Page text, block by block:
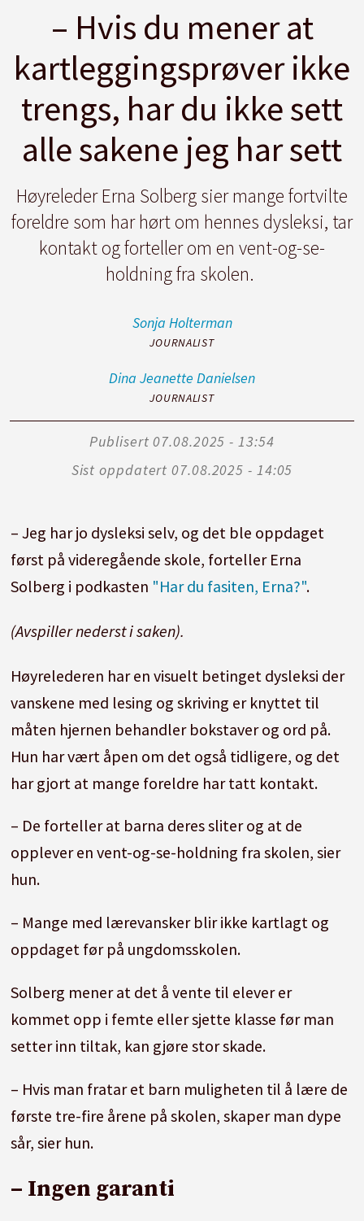
– Hvis du mener at
kartleggingsprøver ikke
trengs, har du ikke sett
alle sakene jeg har sett
Høyreleder Erna Solberg sier mange fortvilte
foreldre som har hørt om hennes dysleksi, tar
kontakt og forteller om en vent-og-se-
holdning fra skolen.
Sonja Holterman
JOURNALIST
Dina Jeanette Danielsen
JOURNALIST
Publisert
07.08.2025 - 13:54
Sist oppdatert
07.08.2025 - 14:05
– Jeg har jo dysleksi selv, og det ble oppdaget
først på videregående skole, forteller Erna
Solberg i podkasten "Har du fasiten, Erna?".
(Avspiller nederst i saken).
Høyrelederen har en visuelt betinget dysleksi der
vanskene med lesing og skriving er knyttet til
måten hjernen behandler bokstaver og ord på.
Hun har vært åpen om det også tidligere, og det
har gjort at mange foreldre har tatt kontakt.
– De forteller at barna deres sliter og at de
opplever en vent-og-se-holdning fra skolen, sier
hun.
– Mange med lærevansker blir ikke kartlagt og
oppdaget før på ungdomsskolen.
Solberg mener at det å vente til elever er
kommet opp i femte eller sjette klasse før man
setter inn tiltak, kan gjøre stor skade.
– Hvis man fratar et barn muligheten til å lære de
første tre-fire årene på skolen, skaper man dype
sår, sier hun.
– Ingen garanti